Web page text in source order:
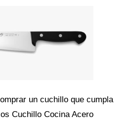
un cuchillo que cumpla
Cuchillo Cocina Acero